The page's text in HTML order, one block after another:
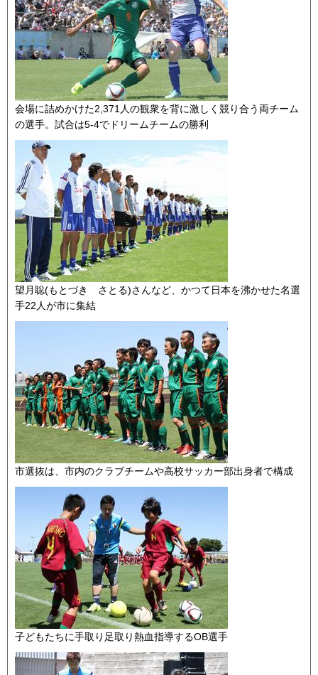
会場に詰めかけた2,371人の観衆を背に激しく競り合う両チーム
の選手。試合は5-4でドリームチームの勝利
望月聡(もとづき さとる)さんなど、かつて日本を沸かせた名選
手22人が市に集結
市選抜は、市内のクラブチームや高校サッカー部出身者で構成
子どもたちに手取り足取り熱血指導するOB選手